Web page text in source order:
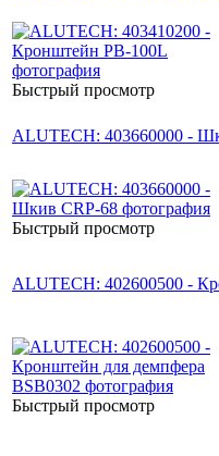
Быстрый просмотр
ALUTECH: 403660000 -
Быстрый просмотр
ALUTECH: 402600500 -
Быстрый просмотр